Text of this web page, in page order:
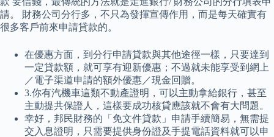
請。 財務公司分行多，不只為發揮宣傳作用，而是每天確實有
很多客戶前來申請貸款的。
在優惠方面，到分行申請貸款與其他途徑一樣，只要達到
一定貸款額，就可享有迎新優惠；不過就未能享受到網上
／電子渠道申請的額外優惠／現金回贈。
3.你有汽機車這類不動產證明，可以主動拿給銀行，甚至
主動提共保證人，這樣要成功核貸應該就不會有大問題。
幸好，邦民財務的「免文件貸款」申請手續簡易，無需提
交入息證明，只需要提供身份證及手提電話資料就可以申